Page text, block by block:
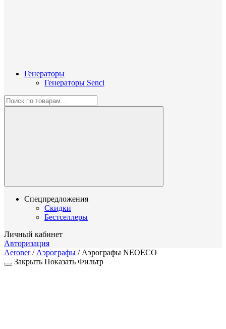
Генераторы
Генераторы Senci
Спецпредложения
Скидки
Бестселлеры
Личный кабинет
Авторизация
Aeroner/ Аэрографы / Аэрографы NEOECO
Закрыть Показать Фильтр